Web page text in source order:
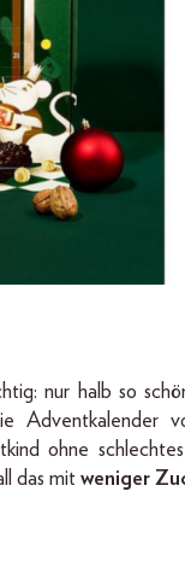
nur halb so
Adventkalender
ohne
das mit weniger